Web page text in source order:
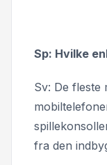
Sp: Hvilke
Sv: De fleste
fra den